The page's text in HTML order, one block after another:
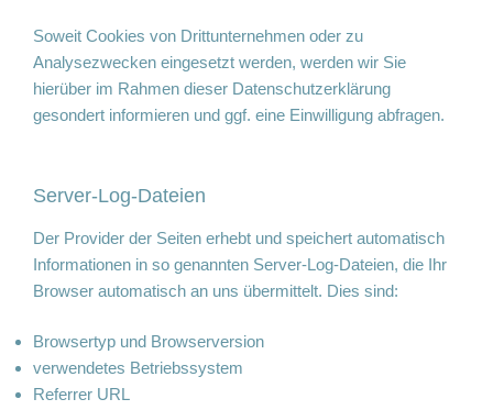
Soweit Cookies von Drittunternehmen oder zu
Analysezwecken eingesetzt werden, werden wir Sie
hierüber im Rahmen dieser Datenschutzerklärung
gesondert informieren und ggf. eine Einwilligung abfragen.
Server-Log-Dateien
Der Provider der Seiten erhebt und speichert automatisch
Informationen in so genannten Server-Log-Dateien, die Ihr
Browser automatisch an uns übermittelt. Dies sind:
Browsertyp und Browserversion
verwendetes Betriebssystem
Referrer URL